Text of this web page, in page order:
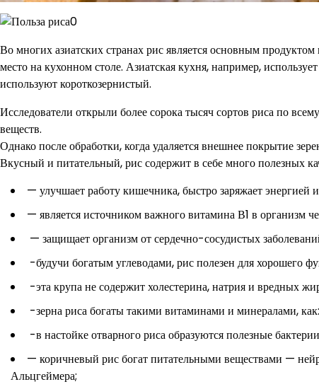
Во многих азиатских странах рис является основным
место на кухонном столе. Азиатская кухня, например,
используют короткозернистый.
Исследователи открыли более сорока тысяч сортов риса по
веществ.
Однако после обработки, когда удаляется внешнее покрытие
Вкусный и питательный, рис содержит в себе много полезных
— улучшает работу кишечника, быстро заряжает энергией
— является источником важного витамина В1 в организм
— защищает организм от сердечно-сосудистых
-будучи богатым углеводами, рис полезен для хорошего
-эта крупа не содержит холестерина, натрия и вредных
-зерна риса богаты такими витаминами и минералами,
-в настойке отварного риса образуются полезные
— коричневый рис богат питательными веществами —
Альцгеймера;